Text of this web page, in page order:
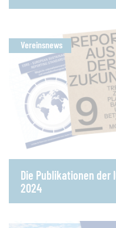
Vereinsnews
Die Publikationen der
2024